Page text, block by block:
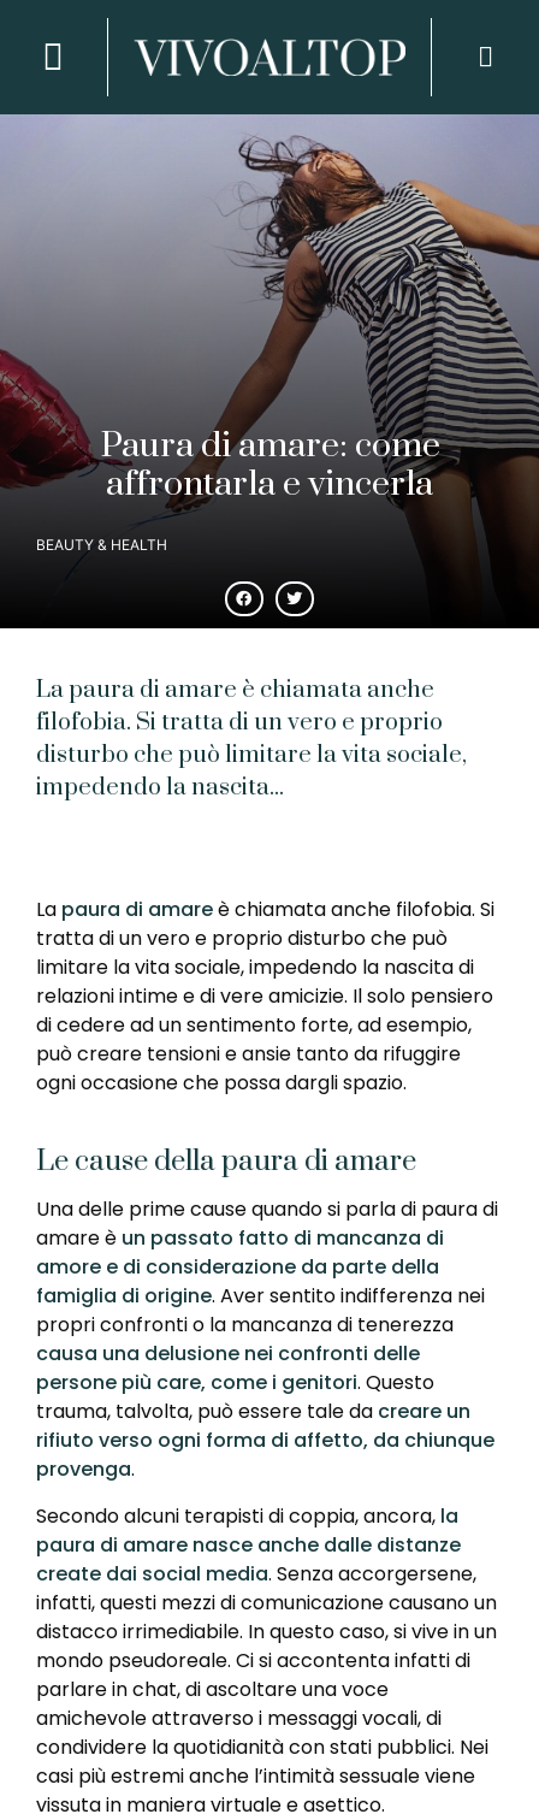
Paura di amare: come
affrontarla e vincerla
BEAUTY & HEALTH
La paura di amare è chiamata anche
filofobia. Si tratta di un vero e proprio
disturbo che può limitare la vita sociale,
impedendo la nascita...
La paura di amareè chiamata anche filofobia. Si
tratta di un vero e proprio disturbo che può
limitare la vita sociale, impedendo la nascita di
relazioni intime e di vere amicizie. Il solo pensiero
di cedere ad un sentimento forte, ad esempio,
può creare tensioni e ansie tanto da rifuggire
ogni occasione che possa dargli spazio.
Le cause della paura di amare
Una delle prime cause quando si parla di paura di
amare è un passato fatto di mancanza di
amore e di considerazione da parte della
famiglia di origine. Aver sentito indifferenza nei
propri confronti o la mancanza di tenerezza
causa una delusione nei confronti delle
persone più care, come i genitori. Questo
trauma, talvolta, può essere tale da creare un
rifiuto verso ogni forma di affetto, da chiunque
provenga.
Secondo alcuni terapisti di coppia, ancora, la
paura di amare nasce anche dalle distanze
create dai social media. Senza accorgersene,
infatti, questi mezzi di comunicazione causano un
distacco irrimediabile. In questo caso, si vive in un
mondo pseudoreale. Ci si accontenta infatti di
parlare in chat, di ascoltare una voce
amichevole attraverso i messaggi vocali, di
condividere la quotidianità con stati pubblici. Nei
casi più estremi anche l’intimità sessuale viene
vissuta in maniera virtuale e asettico.